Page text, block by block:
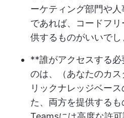
ーケティング部門や
であれば、コードフ
供するものがいいでし
**誰がアクセスする必
のは、（あなたのカ
リックナレッジベー
た、両方を提供するも